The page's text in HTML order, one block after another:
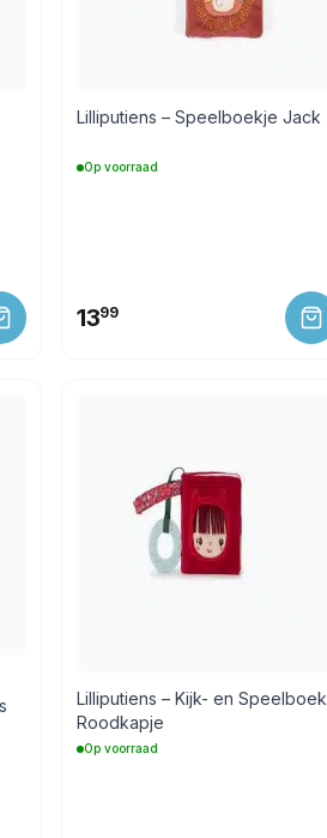
Lilliputiens – Speelboekje Jack
Op voorraad
1399
Lilliputiens – Kijk- en Speelboek
Roodkapje
Op voorraad